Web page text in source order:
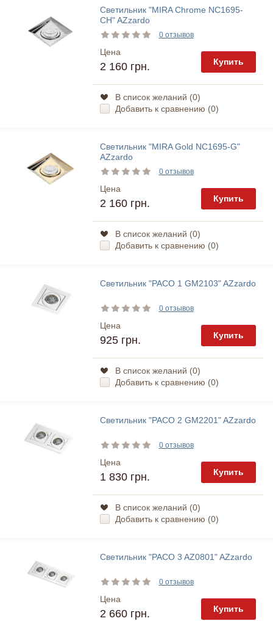
Светильник "MIRA Chrome NC1695-
CH" AZzardo
0 отзывов
Цена
2 160 грн. Купить
В список желаний (0)
Добавить к сравнению (0)
Светильник "MIRA Gold NC1695-G"
AZzardo
0 отзывов
Цена
2 160 грн. Купить
В список желаний (0)
Добавить к сравнению (0)
Светильник "PACO 1 GM2103" AZzardo
0 отзывов
Цена
925 грн. Купить
В список желаний (0)
Добавить к сравнению (0)
Светильник "PACO 2 GM2201" AZzardo
0 отзывов
Цена
1 830 грн. Купить
В список желаний (0)
Добавить к сравнению (0)
Светильник "PACO 3 AZ0801" AZzardo
0 отзывов
Цена
2 660 грн. Купить